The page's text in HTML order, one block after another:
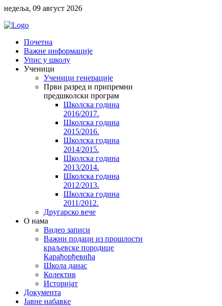
недеља, 09 август 2026
Почетна
Важне информације
Упис у школу
Ученици
Ученици генерације
Први разред и припремни
предшколски програм
Школска година
2016/2017.
Школска година
2015/2016.
Школска година
2014/2015.
Школска година
2013/2014.
Школска година
2012/2013.
Школска година
2011/2012.
Другарско вече
O нама
Видео записи
Важни подаци из прошлости
краљевске породице
Карађорђевића
Школа данас
Колектив
Историјат
Документа
Јавне набавке